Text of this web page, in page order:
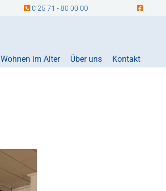
 0 25 71 - 80 00 00 
Wohnen im Alter Über uns Kontakt